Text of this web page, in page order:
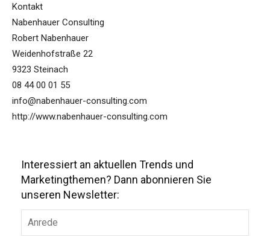
Kontakt
Nabenhauer Consulting
Robert Nabenhauer
Weidenhofstraße 22
9323 Steinach
08 44 00 01 55
info@nabenhauer-consulting.com
http://www.nabenhauer-consulting.com
Interessiert an aktuellen Trends und
Marketingthemen? Dann abonnieren Sie
unseren Newsletter: